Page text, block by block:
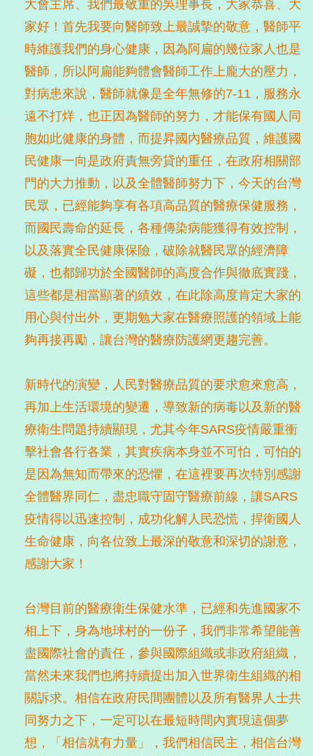
大會主席、我們最敬重的吳理事長，大家恭喜、大
家好！首先我要向醫師致上最誠摯的敬意，醫師平
時維護我們的身心健康，因為阿扁的幾位家人也是
醫師，所以阿扁能夠體會醫師工作上龐大的壓力，
對病患來說，醫師就像是全年無修的7-11，服務永
遠不打烊，也正因為醫師的努力，才能保有國人同
胞如此健康的身體，而提昇國內醫療品質，維護國
民健康一向是政府責無旁貸的重任，在政府相關部
門的大力推動，以及全體醫師努力下，今天的台灣
民眾，已經能夠享有各項高品質的醫療保健服務，
而國民壽命的延長，各種傳染病能獲得有效控制，
以及落實全民健康保險，破除就醫民眾的經濟障
礙，也都歸功於全國醫師的高度合作與徹底實踐，
這些都是相當顯著的績效，在此除高度肯定大家的
用心與付出外，更期勉大家在醫療照護的領域上能
夠再接再勵，讓台灣的醫療防護網更趨完善。
新時代的演變，人民對醫療品質的要求愈來愈高，
再加上生活環境的變遷，導致新的病毒以及新的醫
療衛生問題持續顯現，尤其今年SARS疫情嚴重衝
擊社會各行各業，其實疾病本身並不可怕，可怕的
是因為無知而帶來的恐懼，在這裡要再次特別感謝
全體醫界同仁，盡忠職守固守醫療前線，讓SARS
疫情得以迅速控制，成功化解人民恐慌，捍衛國人
生命健康，向各位致上最深的敬意和深切的謝意，
感謝大家！
台灣目前的醫療衛生保健水準，已經和先進國家不
相上下，身為地球村的一份子，我們非常希望能善
盡國際社會的責任，參與國際組織或非政府組織，
當然未來我們也將持續提出加入世界衛生組織的相
關訴求。相信在政府民間團體以及所有醫界人士共
同努力之下，一定可以在最短時間內實現這個夢
想，「相信就有力量」，我們相信民主，相信台灣